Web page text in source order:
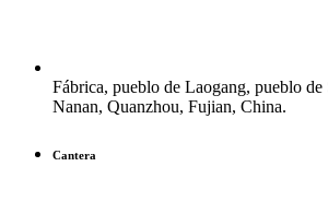
Fábrica, pueblo de Laogang, pueblo
Nanan, Quanzhou, Fujian, China.
Cantera